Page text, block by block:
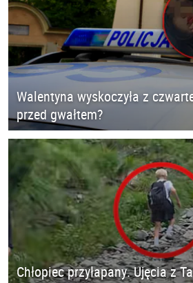
Walentyna wyskoczyła z
przed gwałtem?
Chłopiec przyłapany. Ujęcia z